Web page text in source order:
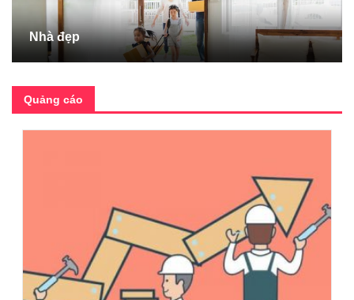
Nhà đẹp
Quảng cáo